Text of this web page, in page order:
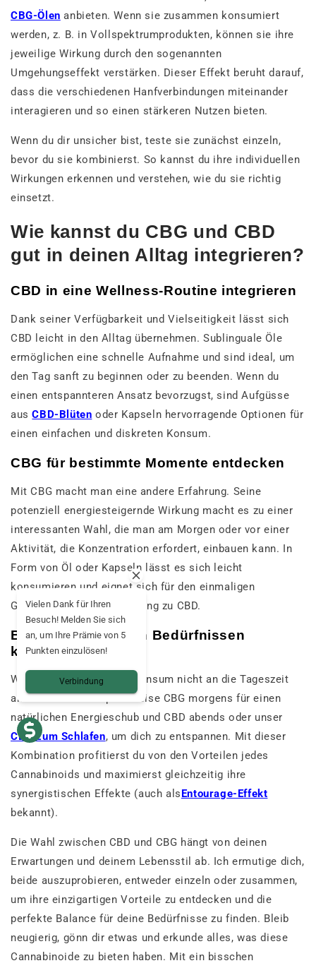
CBG-Ölen anbieten. Wenn sie zusammen konsumiert
werden, z. B. in Vollspektrumprodukten, können sie ihre
jeweilige Wirkung durch den sogenannten
Umgehungseffekt verstärken. Dieser Effekt beruht darauf,
dass die verschiedenen Hanfverbindungen miteinander
interagieren und so einen stärkeren Nutzen bieten.
Wenn du dir unsicher bist, teste sie zunächst einzeln,
bevor du sie kombinierst. So kannst du ihre individuellen
Wirkungen erkennen und verstehen, wie du sie richtig
einsetzt.
Wie kannst du CBG und CBD
gut in deinen Alltag integrieren?
CBD in eine Wellness-Routine integrieren
Dank seiner Verfügbarkeit und Vielseitigkeit lässt sich
CBD leicht in den Alltag übernehmen. Sublinguale Öle
ermöglichen eine schnelle Aufnahme und sind ideal, um
den Tag sanft zu beginnen oder zu beenden. Wenn du
einen entspannteren Ansatz bevorzugst, sind Aufgüsse
ausCBD-Blüten oder Kapseln hervorragende Optionen für
einen einfachen und diskreten Konsum.
CBG für bestimmte Momente entdecken
Mit CBG macht man eine andere Erfahrung. Seine
potenziell energiesteigernde Wirkung macht es zu einer
interessanten Wahl, die man am Morgen oder vor einer
Aktivität, die Konzentration erfordert, einbauen kann. In
Form von Öl oder Kapseln lässt es sich leicht
konsumieren und eignet sich für den einmaligen
Gebrauch oder als Ergänzung zu CBD.
Beides nach deinen Bedürfnissen
kombinieren
Warum passt du deinen Konsum nicht an die Tageszeit
an? Verwende beispielsweise CBG morgens für einen
natürlichen Energieschub und CBD abends oder unser
CBD zum Schlafen, um dich zu entspannen. Mit dieser
Kombination profitierst du von den Vorteilen jedes
Cannabinoids und maximierst gleichzeitig ihre
synergistischen Effekte (auch alsEntourage-Effekt
bekannt).
Die Wahl zwischen CBD und CBG hängt von deinen
Erwartungen und deinem Lebensstil ab. Ich ermutige dich,
beide auszuprobieren, entweder einzeln oder zusammen,
um ihre einzigartigen Vorteile zu entdecken und die
perfekte Balance für deine Bedürfnisse zu finden. Bleib
neugierig, gönn dir etwas und erkunde alles, was diese
Cannabinoide zu bieten haben. Mit ein bisschen
Vielen Dank für Ihren
Besuch! Melden Sie sich
an, um Ihre Prämie von 5
Punkten einzulösen!
Verbindung